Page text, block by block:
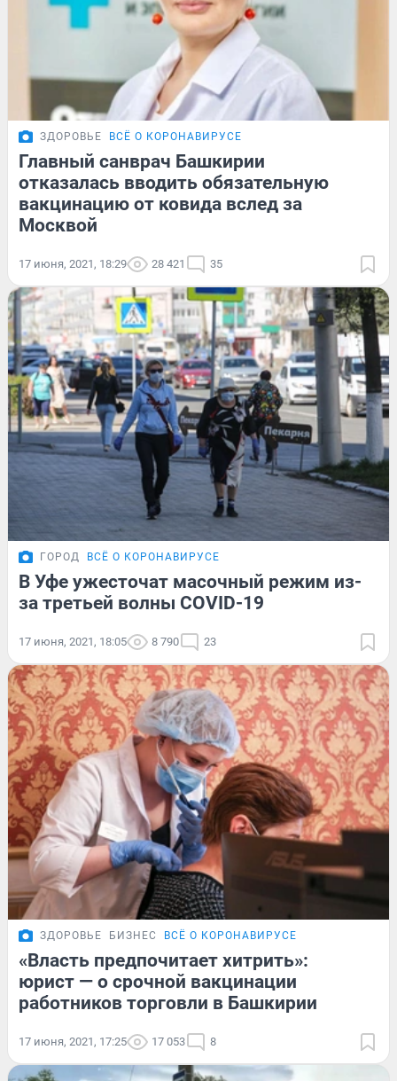
ЗДОРОВЬЕ ВСЁ О КОРОНАВИРУСЕ
Главный санврач Башкирии
отказалась вводить обязательную
вакцинацию от ковида вслед за
Москвой
17 июня, 2021, 18:29 28 421 35
ГОРОД ВСЁ О КОРОНАВИРУСЕ
В Уфе ужесточат масочный режим из-
за третьей волны COVID-19
17 июня, 2021, 18:05 8 790 23
ЗДОРОВЬЕ БИЗНЕС ВСЁ О КОРОНАВИРУСЕ
«Власть предпочитает хитрить»:
юрист — о срочной вакцинации
работников торговли в Башкирии
17 июня, 2021, 17:25 17 053 8